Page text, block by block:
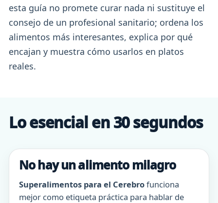
esta guía no promete curar nada ni sustituye el
consejo de un profesional sanitario; ordena los
alimentos más interesantes, explica por qué
encajan y muestra cómo usarlos en platos
reales.
Lo esencial en 30 segundos
No hay un alimento milagro
Superalimentos para el Cerebrofunciona
mejor como etiqueta práctica para hablar de